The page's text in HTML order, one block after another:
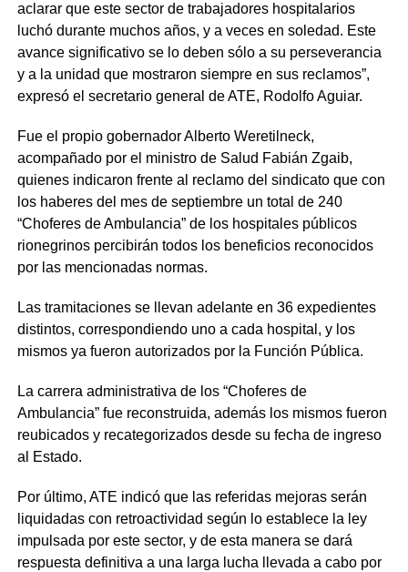
aclarar que este sector de trabajadores hospitalarios
luchó durante muchos años, y a veces en soledad. Este
avance significativo se lo deben sólo a su perseverancia
y a la unidad que mostraron siempre en sus reclamos”,
expresó el secretario general de ATE, Rodolfo Aguiar.
Fue el propio gobernador Alberto Weretilneck,
acompañado por el ministro de Salud Fabián Zgaib,
quienes indicaron frente al reclamo del sindicato que con
los haberes del mes de septiembre un total de 240
“Choferes de Ambulancia” de los hospitales públicos
rionegrinos percibirán todos los beneficios reconocidos
por las mencionadas normas.
Las tramitaciones se llevan adelante en 36 expedientes
distintos, correspondiendo uno a cada hospital, y los
mismos ya fueron autorizados por la Función Pública.
La carrera administrativa de los “Choferes de
Ambulancia” fue reconstruida, además los mismos fueron
reubicados y recategorizados desde su fecha de ingreso
al Estado.
Por último, ATE indicó que las referidas mejoras serán
liquidadas con retroactividad según lo establece la ley
impulsada por este sector, y de esta manera se dará
respuesta definitiva a una larga lucha llevada a cabo por